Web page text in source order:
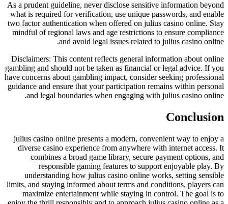
As a prudent guideline, never disclose sensitive information beyond
what is required for verification, use unique passwords, and enable
two factor authentication when offered on julius casino online. Stay
mindful of regional laws and age restrictions to ensure compliance
and avoid legal issues related to julius casino online.
Disclaimers: This content reflects general information about online
gambling and should not be taken as financial or legal advice. If you
have concerns about gambling impact, consider seeking professional
guidance and ensure that your participation remains within personal
and legal boundaries when engaging with julius casino online.
Conclusion
julius casino online presents a modern, convenient way to enjoy a
diverse casino experience from anywhere with internet access. It
combines a broad game library, secure payment options, and
responsible gaming features to support enjoyable play. By
understanding how julius casino online works, setting sensible
limits, and staying informed about terms and conditions, players can
maximize entertainment while staying in control. The goal is to